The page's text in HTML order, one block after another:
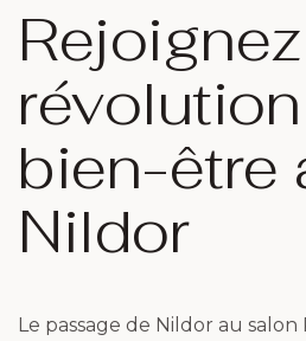
bien-être
Nildor
Le passage de Nildor au